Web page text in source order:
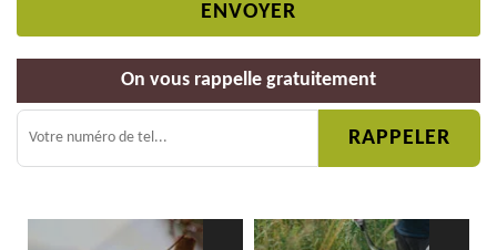
On vous rappelle gratuitement